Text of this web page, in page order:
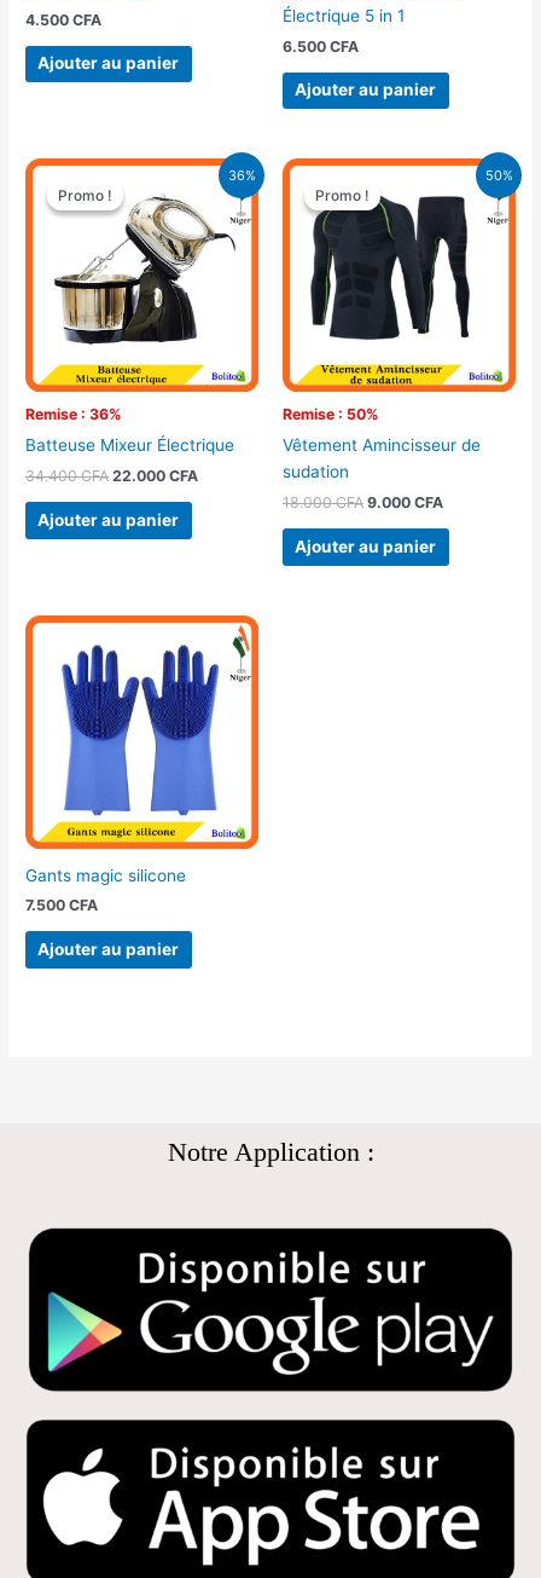
4.500CFA
Ajouter au panier
Électrique 5 in 1
6.500 CFA
Ajouter au panier
36%
Promo !
Remise : 36%
Promo !
Batteuse Mixeur Électrique
34.400CFA
Le
initial
était :
34.400 CFA.
22.000CFA
Le
prix
actuel
est :
22.000 CFA.
Ajouter au panier
50%
Promo !
Remise : 50%
Promo !
Vêtement Amincisseur de
sudation
18.000CFA
Le
prix
initial
était :
18.000 CFA.
9.000 CFA
Le
actuel
est :
9.000 CFA.
Ajouter au panier
Gants magic silicone
7.500CFA
Ajouter au panier
Notre Application :